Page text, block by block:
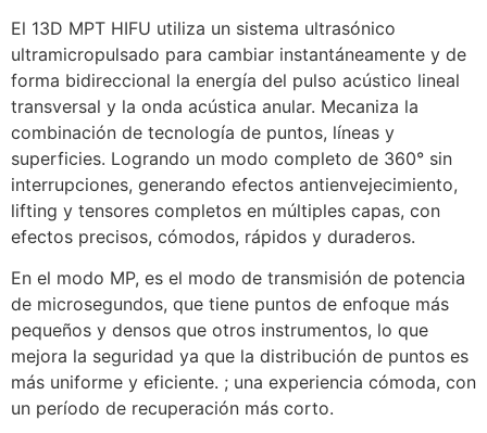
El 13D MPT HIFU utiliza un sistema ultrasónico
ultramicropulsado para cambiar instantáneamente y de
forma bidireccional la energía del pulso acústico lineal
transversal y la onda acústica anular. Mecaniza la
combinación de tecnología de puntos, líneas y
superficies. Logrando un modo completo de 360° sin
interrupciones, generando efectos antienvejecimiento,
lifting y tensores completos en múltiples capas, con
efectos precisos, cómodos, rápidos y duraderos.
En el modo MP, es el modo de transmisión de potencia
de microsegundos, que tiene puntos de enfoque más
pequeños y densos que otros instrumentos, lo que
mejora la seguridad ya que la distribución de puntos es
más uniforme y eficiente. ; una experiencia cómoda, con
un período de recuperación más corto.